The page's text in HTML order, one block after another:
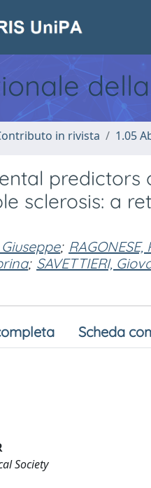
in rivista 1.05
sclerosis: a
; RAGONESE,
; SAVETTIERI,
Scheda
Society